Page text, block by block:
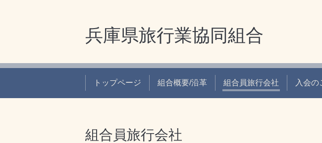
兵庫県旅行業協同組合
トップページ 組合概要/沿革 組合員旅行会社 入会の
組合員旅行会社